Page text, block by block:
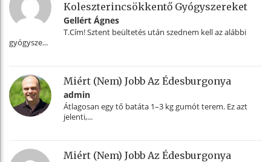
Koleszterincsökkentő Gyógyszereket
Gellért Ágnes
T.Cím! Sztent beültetés után szednem kell az alábbi
gyógysze...
Miért (nem) Jobb Az Édesburgonya
admin
Átlagosan egy tő batáta 1–3 kg gumót terem. Ez azt
jelenti,...
Miért (nem) Jobb Az Édesburgonya